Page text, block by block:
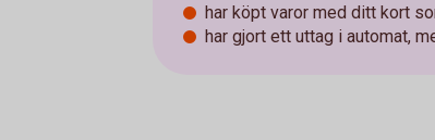
har köpt varor med ditt kort
har gjort ett uttag i automat,